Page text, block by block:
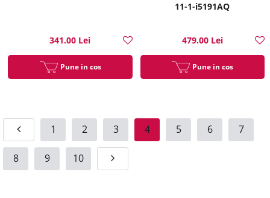
341.00 Lei
Pune in cos
11-1-i5191AQ
479.00 Lei
Pune in cos
1 2 3 4 5 6 7
8 9 10